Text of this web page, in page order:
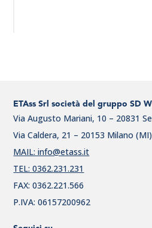
ETAss Srl società del gruppo SD
Via Augusto Mariani, 10 – 20831
Via Caldera, 21 – 20153 Milano (MI)
MAIL: info@etass.it
TEL: 0362.231.231
FAX: 0362.221.566
P.IVA: 06157200962